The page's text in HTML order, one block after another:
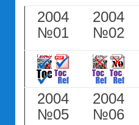
2004
№01
2004
№02
2004
№05
2004
№06